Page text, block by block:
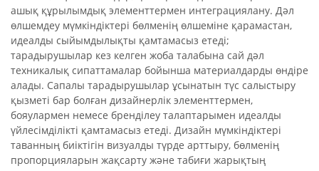
ашық құрылымдық элементтермен интеграциялану. Дәл
өлшемдеу мүмкіндіктері бөлменің өлшеміне қарамастан,
идеалды сыйымдылықты қамтамасыз етеді;
тарадырушылар кез келген жоба талабына сай дәл
техникалық сипаттамалар бойынша материалдарды өндіре
алады. Сапалы тарадырушылар ұсынатын түс салыстыру
қызметі бар болған дизайнерлік элементтермен,
бояулармен немесе бренділеу талаптарымен идеалды
үйлесімділікті қамтамасыз етеді. Дизайн мүмкіндіктері
таванның биіктігін визуалды түрде арттыру, бөлменің
пропорцияларын жақсарту және табиғи жарықтың